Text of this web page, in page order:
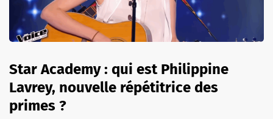
Star Academy : qui est Philippine
Lavrey, nouvelle répétitrice des
primes ?